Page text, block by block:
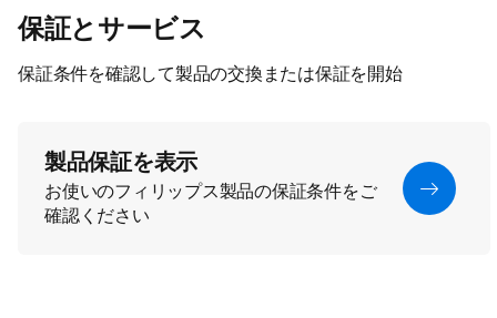
保証とサービス
保証条件を確認して製品の交換または保証を開始
製品保証を表示
お使いのフィリップス製品の保証条件をご
確認ください